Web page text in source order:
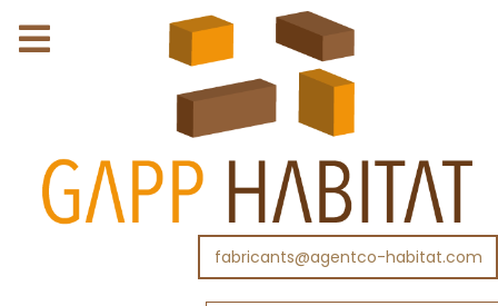
fabricants@agentco-habitat.com